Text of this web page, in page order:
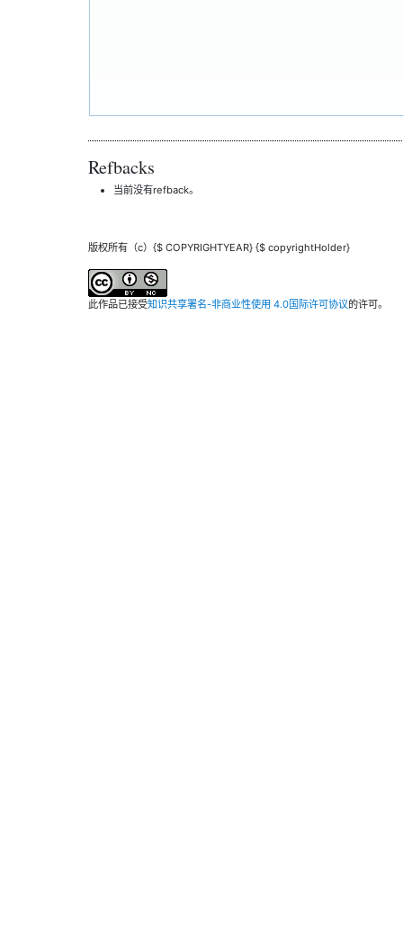
Refbacks
当前没有refback。
版权所有（c）{$ COPYRIGHTYEAR} {$ copyrightHolder}
此作品已接受知识共享署名-非商业性使用 4.0国际许可协议的许可。